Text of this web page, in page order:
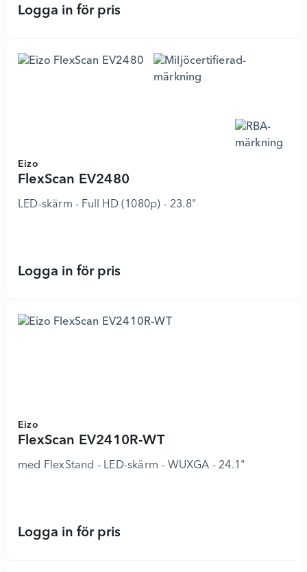
Logga in för prisRadiForce RX1270 - 7884800 -
Eizo
FlexScan EV2480
LED-skärm - Full HD (1080p) - 23.8"
Logga in för prisFlexScan EV2480 - 6884696 - Lägg
Eizo
FlexScan EV2410R-WT
med FlexStand - LED-skärm - WUXGA - 24.1"
Logga in för prisFlexScan EV2410R-WT - 8578929